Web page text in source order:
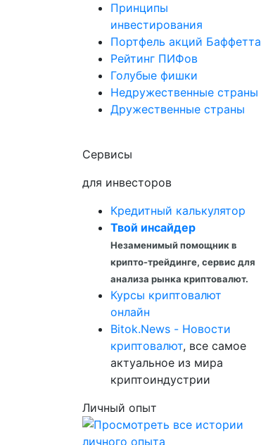
Принципы
инвестирования
Портфель акций Баффетта
Рейтинг ПИФов
Голубые фишки
Недружественные страны
Дружественные страны
Сервисы
для инвесторов
Кредитный калькулятор
Твой инсайдер
Незаменимый помощник в
крипто-трейдинге, сервис для
анализа рынка криптовалют.
Курсы криптовалют
онлайн
Bitok.News - Новости
криптовалют, все самое
актуальное из мира
криптоиндустрии
Личный опыт